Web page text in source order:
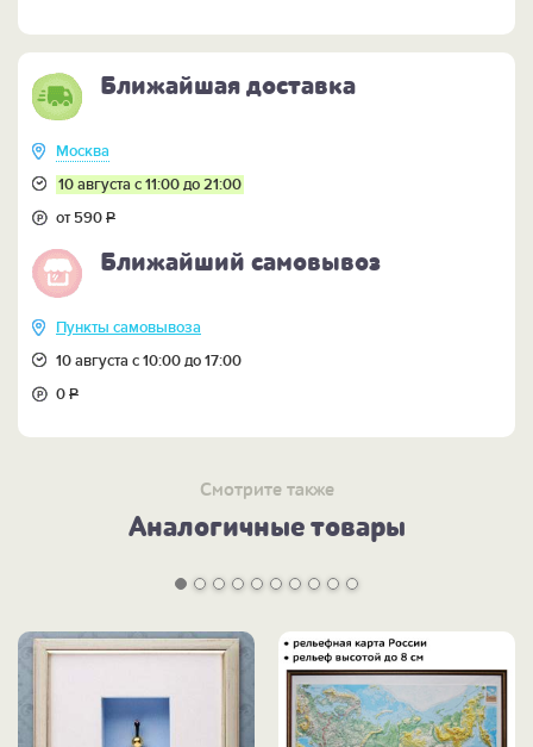
Ближайшая доставка
Москва
10 августа с 11:00 до 21:00
от 590Р
Ближайший самовывоз
Пункты самовывоза
10 августа с 10:00 до 17:00
0Р
Смотрите также
Аналогичные товары